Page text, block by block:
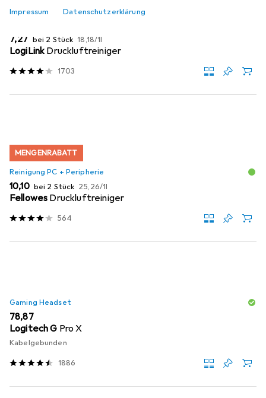
Impressum Datenschutzerklärung
EUR
7,27 bei 2 Stück EUR
18,18/1l
LogiLinkDruckluftreiniger
1703
MENGENRABATT
Reinigung PC + Peripherie
EUR
10,10 bei 2 Stück EUR
25,26/1l
Fellowes Druckluftreiniger
564
Gaming Headset
EUR
78,87
Logitech G Pro X
Kabelgebunden
1886